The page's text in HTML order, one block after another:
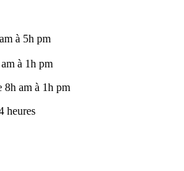
à 5h pm
à 1h pm
8h am à 1h pm
heures